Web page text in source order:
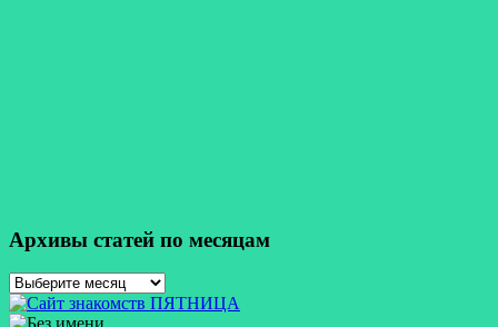
Архивы статей по месяцам
Архивы
статей
по